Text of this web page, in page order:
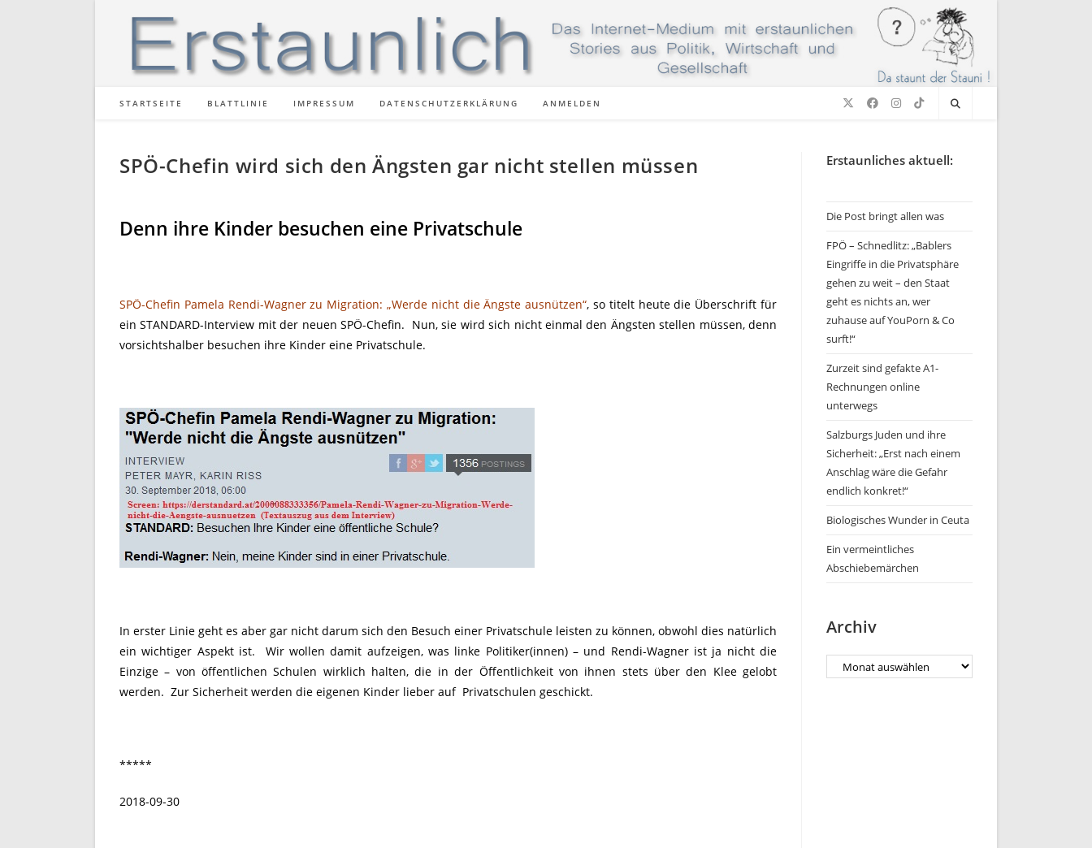
STARTSEITE BLATTLINIE IMPRESSUM DATENSCHUTZERKLÄRUNG ANMELDEN
SPÖ-Chefin wird sich den Ängsten gar nicht stellen müssen
Denn ihre Kinder besuchen eine Privatschule
SPÖ-Chefin Pamela Rendi-Wagner zu Migration: „Werde nicht die Ängste ausnützen“, so titelt heute die Überschrift für
ein STANDARD-Interview mit der neuen SPÖ-Chefin. Nun, sie wird sich nicht einmal den Ängsten stellen müssen, denn
vorsichtshalber besuchen ihre Kinder eine Privatschule.
In erster Linie geht es aber gar nicht darum sich den Besuch einer Privatschule leisten zu können, obwohl dies natürlich
ein wichtiger Aspekt ist. Wir wollen damit aufzeigen, was linke Politiker(innen) – und Rendi-Wagner ist ja nicht die
Einzige – von öffentlichen Schulen wirklich halten, die in der Öffentlichkeit von ihnen stets über den Klee gelobt
werden. Zur Sicherheit werden die eigenen Kinder lieber auf Privatschulen geschickt.
*****
2018-09-30
Erstaunliches aktuell:
Die Post bringt allen was
FPÖ – Schnedlitz: „Bablers
Eingriffe in die Privatsphäre
gehen zu weit – den Staat
geht es nichts an, wer
zuhause auf YouPorn & Co
surft!“
Zurzeit sind gefakte A1-
Rechnungen online
unterwegs
Salzburgs Juden und ihre
Sicherheit: „Erst nach einem
Anschlag wäre die Gefahr
endlich konkret!“
Biologisches Wunder in Ceuta
Ein vermeintliches
Abschiebemärchen
Archiv